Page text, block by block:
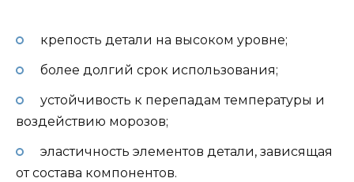
крепость детали на высоком уровне;
более долгий срок использования;
устойчивость к перепадам температуры и
воздействию морозов;
эластичность элементов детали, зависящая
от состава компонентов.